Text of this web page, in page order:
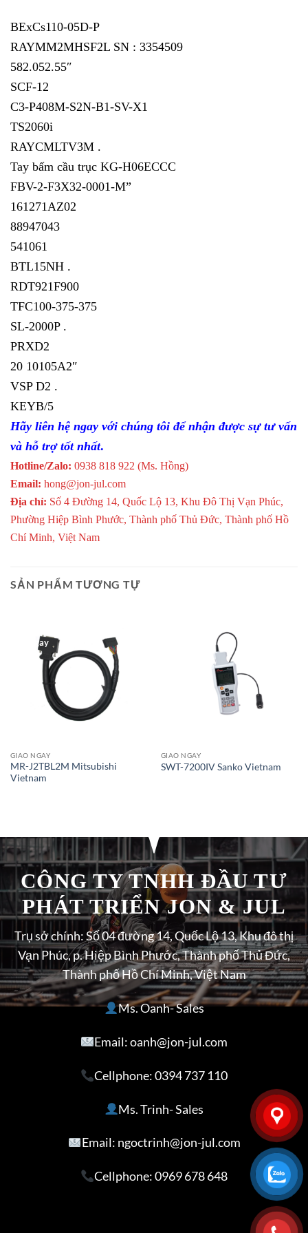
BExCs110-05D-P
RAYMM2MHSF2L SN : 3354509
582.052.55″
SCF-12
C3-P408M-S2N-B1-SV-X1
TS2060i
RAYCMLTV3M .
Tay bấm cầu trục KG-H06ECCC
FBV-2-F3X32-0001-M”
161271AZ02
88947043
541061
BTL15NH .
RDT921F900
TFC100-375-375
SL-2000P .
PRXD2
20 10105A2″
VSP D2 .
KEYB/5
Hãy liên hệ ngay với chúng tôi để nhận được sự tư vấn
và hỗ trợ tốt nhất.
Hotline/Zalo: 0938 818 922 (Ms. Hồng)
Email: hong@jon-jul.com
Địa chỉ: Số 4 Đường 14, Quốc Lộ 13, Khu Đô Thị Vạn Phúc,
Phường Hiệp Bình Phước, Thành phố Thủ Đức, Thành phố Hồ
Chí Minh, Việt Nam
SẢN PHẨM TƯƠNG TỰ
Giao Ngay
GIAO NGAY
MR-J2TBL2M Mitsubishi
Vietnam
GIAO NGAY
SWT-7200IV Sanko Vietnam
CÔNG TY TNHH ĐẦU TƯ
PHÁT TRIỂN JON & JUL
Trụ sở chính: Số 04 đường 14, Quốc Lộ 13, Khu đô thị
Vạn Phúc, p. Hiệp Bình Phước, Thành phố Thủ Đức,
Thành phố Hồ Chí Minh, Việt Nam
Ms. Oanh- Sales
Email: oanh@jon-jul.com
Cellphone:0394 737 110
Ms. Trinh- Sales
Email: ngoctrinh@jon-jul.com
Cellphone:0969 678 648